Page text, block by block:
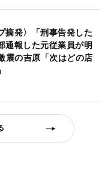
摘発〉「刑事告発した
通報した元従業員が明
震の吉原「次はどの店